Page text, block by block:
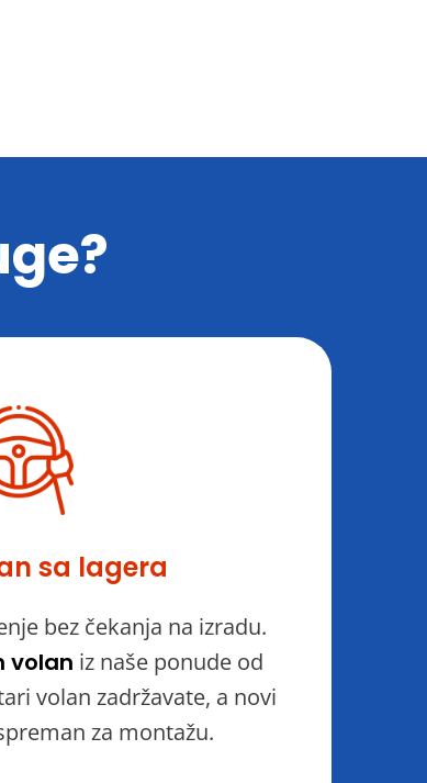
sa lagera
bez čekanja na izradu.
volan iz naše ponude od
volan zadržavate, a novi
za montažu.